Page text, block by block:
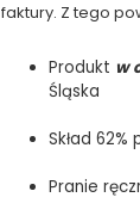
faktury. Z tego
Produkt w
Śląska
Skład
Pranie